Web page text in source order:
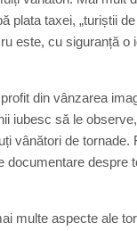
plata taxei, „turiștii
este, cu siguranță
din vânzarea
iubesc să le
vânători de
despre
multe aspecte ale